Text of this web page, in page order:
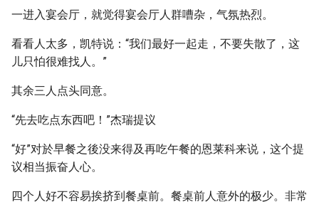
一进入宴会厅，就觉得宴会厅人群嘈杂，气氛热烈。
看看人太多，凯特说：“我们最好一起走，不要失散了，这
儿只怕很难找人。”
其余三人点头同意。
“先去吃点东西吧！”杰瑞提议
“好”对於早餐之後没来得及再吃午餐的恩莱科来说，这个提
议相当振奋人心。
四个人好不容易挨挤到餐桌前。餐桌前人意外的极少。非常